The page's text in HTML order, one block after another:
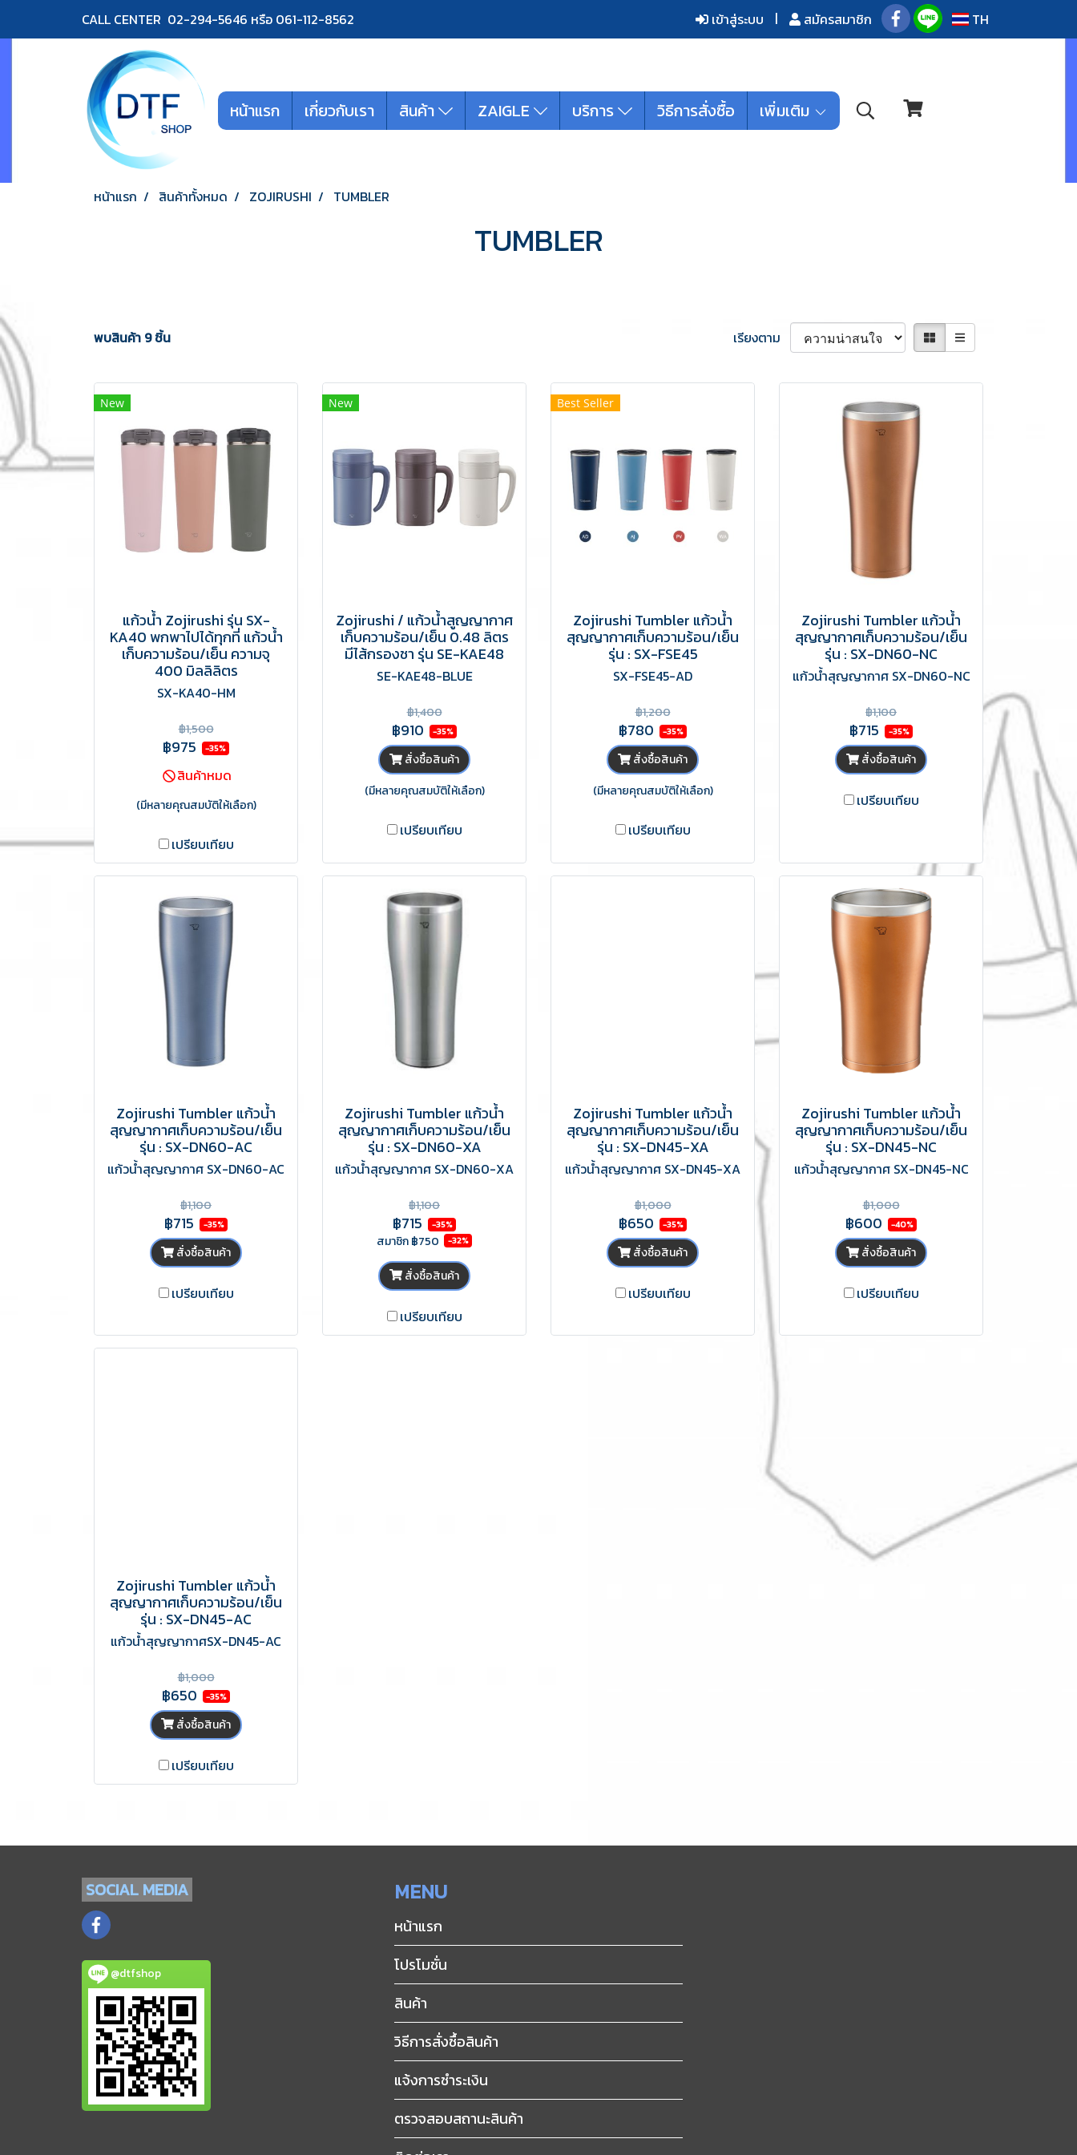
CALL CENTER 02-294-5646 หรือ 061-112-8562 เข้าสู่ระบบ สมัครสมาชิก TH
หน้าแรก เกี่ยวกับเรา สินค้า ZAIGLE บริการ วิธีการสั่งซื้อ เพิ่มเติม
หน้าแรก สินค้าทั้งหมด ZOJIRUSHI TUMBLER
TUMBLER
พบสินค้า 9 ชิ้น เรียงตาม
New
แก้วน้ำ Zojirushi รุ่น SX-
KA40 พกพาไปได้ทุกที่ แก้วน้ำ
เก็บความร้อน/เย็น ความจุ
400 มิลลิลิตร
SX-KA40-HM
฿1,500
฿975 -35%
สินค้าหมด
(มีหลายคุณสมบัติให้เลือก)
เปรียบเทียบ
New
Zojirushi / แก้วน้ำสูญญากาศ
เก็บความร้อน/เย็น 0.48 ลิตร
มีไส้กรองชา รุ่น SE-KAE48
SE-KAE48-BLUE
฿1,400
฿910 -35%
สั่งซื้อสินค้า
(มีหลายคุณสมบัติให้เลือก)
เปรียบเทียบ
Best Seller
Zojirushi Tumbler แก้วน้ำ
สุญญากาศเก็บความร้อน/เย็น
รุ่น : SX-FSE45
SX-FSE45-AD
฿1,200
฿780 -35%
สั่งซื้อสินค้า
(มีหลายคุณสมบัติให้เลือก)
เปรียบเทียบ
Zojirushi Tumbler แก้วน้ำ
สุญญากาศเก็บความร้อน/เย็น
รุ่น : SX-DN60-NC
แก้วน้ำสุญญากาศ SX-DN60-NC
฿1,100
฿715 -35%
สั่งซื้อสินค้า
เปรียบเทียบ
Zojirushi Tumbler แก้วน้ำ
สุญญากาศเก็บความร้อน/เย็น
รุ่น : SX-DN60-AC
แก้วน้ำสุญญากาศ SX-DN60-AC
฿1,100
฿715 -35%
สั่งซื้อสินค้า
เปรียบเทียบ
Zojirushi Tumbler แก้วน้ำ
สุญญากาศเก็บความร้อน/เย็น
รุ่น : SX-DN60-XA
แก้วน้ำสุญญากาศ SX-DN60-XA
฿1,100
฿715 -35%
สมาชิก฿750 -32%
สั่งซื้อสินค้า
เปรียบเทียบ
Zojirushi Tumbler แก้วน้ำ
สุญญากาศเก็บความร้อน/เย็น
รุ่น : SX-DN45-XA
แก้วน้ำสุญญากาศ SX-DN45-XA
฿1,000
฿650 -35%
สั่งซื้อสินค้า
เปรียบเทียบ
Zojirushi Tumbler แก้วน้ำ
สุญญากาศเก็บความร้อน/เย็น
รุ่น : SX-DN45-NC
แก้วน้ำสุญญากาศ SX-DN45-NC
฿1,000
฿600 -40%
สั่งซื้อสินค้า
เปรียบเทียบ
Zojirushi Tumbler แก้วน้ำ
สุญญากาศเก็บความร้อน/เย็น
รุ่น : SX-DN45-AC
แก้วน้ำสุญญากาศSX-DN45-AC
฿1,000
฿650 -35%
สั่งซื้อสินค้า
เปรียบเทียบ
SOCIAL MEDIA
@dtfshop
MENU
หน้าแรก
โปรโมชั่น
สินค้า
วิธีการสั่งซื้อสินค้า
แจ้งการชำระเงิน
ตรวจสอบสถานะสินค้า